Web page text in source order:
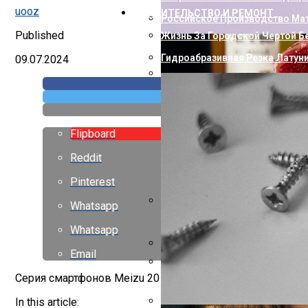
Как Пополнить Стим:
Насколько Близки Латынь И
Горизонтальный
Российское Производство
СТРОИТЕЛЬСТВО И РЕМОНТ
Жизнь За Городской Чертой
Гидроабразивная Резка
uooz
Published
09.07.2024
Flipboard
Reddit
Pinterest
Whatsapp
Whatsapp
Email
Серия смартфонов Meizu 20 была представлена в
In this article: